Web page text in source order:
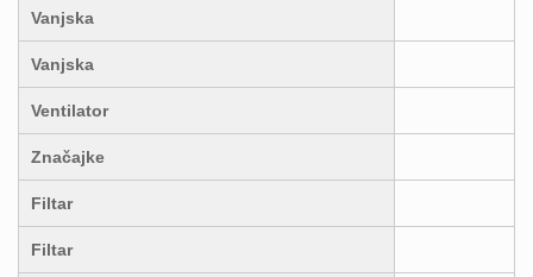
Vanjska
Vanjska
Ventilator
Značajke
Filtar
Filtar